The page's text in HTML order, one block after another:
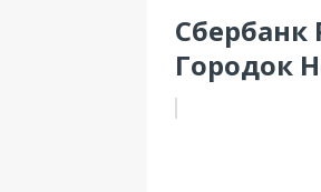
Городок